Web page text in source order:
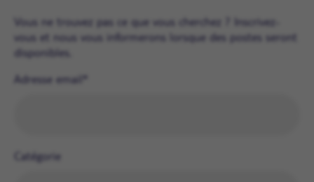
Vous ne trouvez pas ce que vous cherchez ? Inscrivez-
vous et nous vous informerons lorsque des postes seront
disponibles.
Adresse email
Catégorie